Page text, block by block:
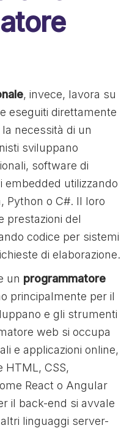
, invece, lavora su
eseguiti direttamente
necessità di un
sviluppano
software di
embedded utilizzando
Python o C#. Il loro
prestazioni del
codice per sistemi
di elaborazione.
un programmatore
principalmente per il
e gli strumenti
web si occupa
e applicazioni online,
HTML, CSS,
React o Angular
il back-end si avvale
linguaggi server-